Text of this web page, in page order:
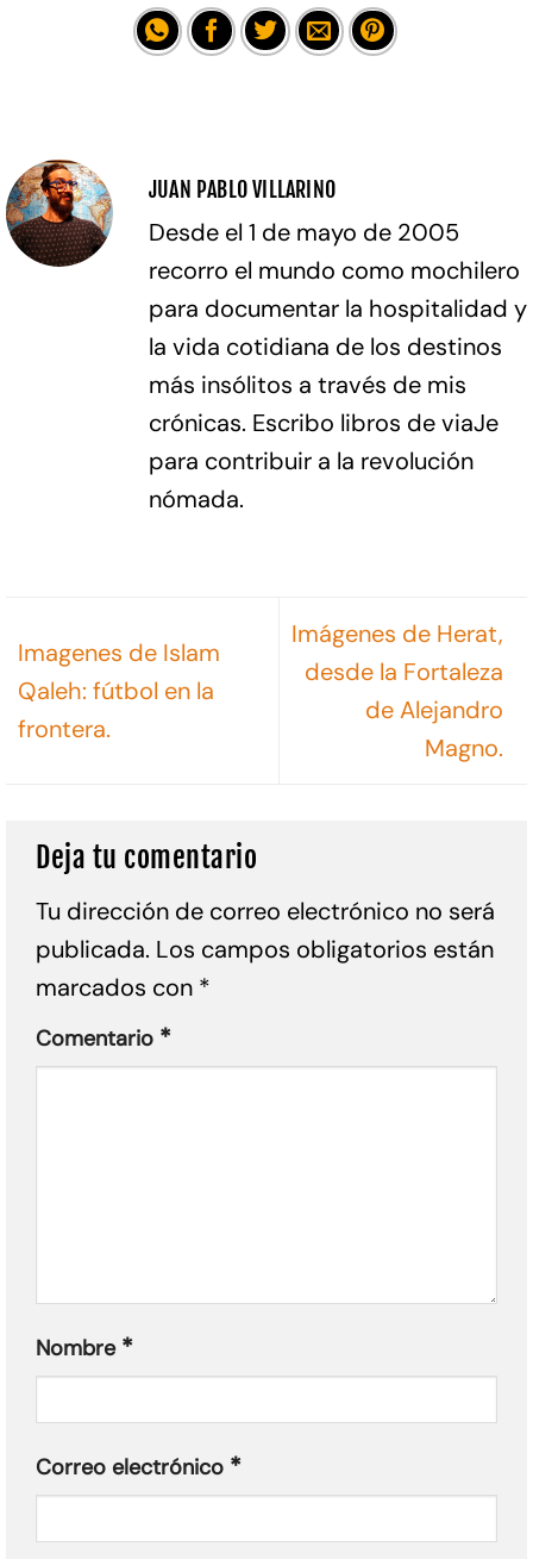
JUAN PABLO VILLARINO
Desde el 1 de mayo de 2005
recorro el mundo como mochilero
para documentar la hospitalidad y
la vida cotidiana de los destinos
más insólitos a través de mis
crónicas. Escribo libros de viaJe
para contribuir a la revolución
nómada.
Imagenes de Islam
Qaleh: fútbol en la
frontera.
Imágenes de Herat,
desde la Fortaleza
de Alejandro
Magno.
Deja tu comentario
Tu dirección de correo electrónico no será
publicada. Los campos obligatorios están
marcados con *
Comentario *
Nombre *
Correo electrónico *